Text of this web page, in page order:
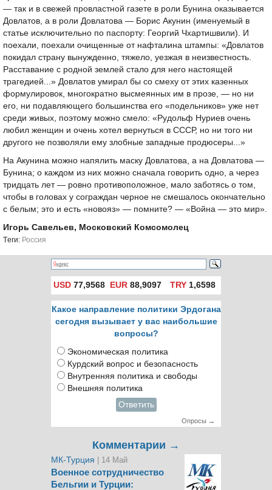
— так и в свежей провластной газете в роли Бунина оказывается
Довлатов, а в роли Довлатова — Борис Акунин (именуемый в
статье исключительно по паспорту: Георгий Чхартишвили). И
поехали, поехали очищенные от нафталина штампы: «Довлатов
покидал страну вынужденно, тяжело, уезжая в неизвестность.
Расставание с родной землей стало для него настоящей
трагедией...» Довлатов умирал бы со смеху от этих казенных
формулировок, многократно высмеянных им в прозе, — но ни
его, ни подавляющего большинства его «подельников» уже нет
среди живых, поэтому можно смело: «Рудольф Нуриев очень
любил женщин и очень хотел вернуться в СССР, но ни того ни
другого не позволяли ему злобные западные продюсеры...»
На Акунина можно напялить маску Довлатова, а на Довлатова —
Бунина; о каждом из них можно сначала говорить одно, а через
тридцать лет — ровно противоположное, мало заботясь о том,
чтобы в головах у сограждан черное не смешалось окончательно
с белым; это и есть «новояз» — помните? — «Война — это мир».
Игорь Савельев, Московский Комсомолец
Tеги: Россия
USD 77,9568 EUR 88,9097 TRY1,6598
Какое направление политики Эрдогана
сегодня вызывает у вас наибольшие
вопросы?
Экономическая политика
Курдский вопрос и безопасность
Внутренняя политика и свободы
Внешняя политика
Ответить
Опросы →
Комментарии →
МК-Турция | 14 Май
Военное сотрудничество
Бельгии и Турции: